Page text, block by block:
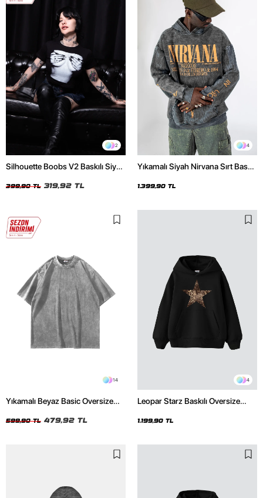
2
Silhouette Boobs V2 Baskılı Siyah
399,90 TL 319,92 TL
4
Yıkamalı Siyah Nirvana Sırt Baskılı
1.399,90 TL
14
Yıkamalı Beyaz Basic Oversize
599,90 TL 479,92 TL
4
Leopar Starz Baskılı Oversize
1.199,90 TL